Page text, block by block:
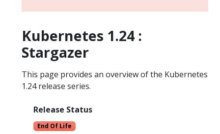
Kubernetes 1.24 :
Stargazer
This page provides an overview of the Kubernetes
1.24 release series.
Release Status
End Of Life